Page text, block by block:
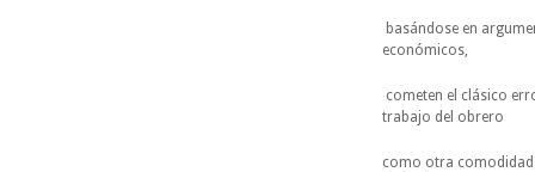
basándose en
económicos,
cometen el clásico
trabajo del obrero
como otra